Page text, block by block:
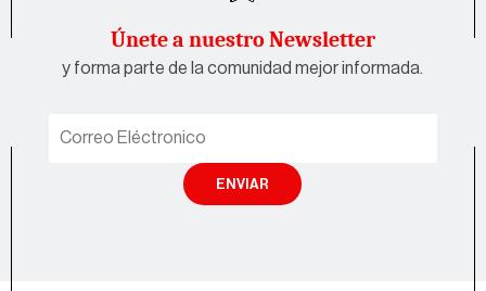
Únete a nuestro Newsletter
y forma parte de la comunidad mejor informada.
ENVIAR